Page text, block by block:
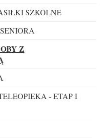
SZKOLNE
Z
- ETAP I